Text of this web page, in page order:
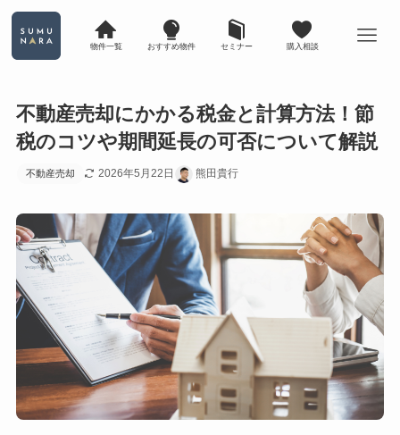
物件一覧 おすすめ物件 セミナー 購入相談
不動産売却にかかる税金と計算方法！節
税のコツや期間延長の可否について解説
不動産売却 2026年5月22日 熊田貴行